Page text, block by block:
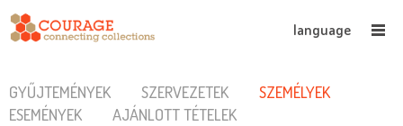
language
GYŰJTEMÉNYEK SZERVEZETEK
SZEMÉLYEK
ESEMÉNYEK
AJÁNLOTT TÉTELEK